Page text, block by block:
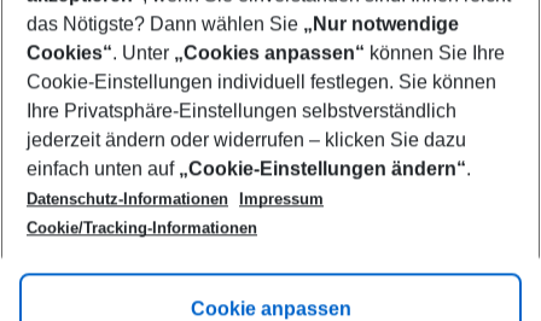
Footer
Footer navigation
Über uns
AGB
Cookie-Einstellungen ändern
Cookie-Richtlinie
Datenschutz
Service & Hilfe
Barrierefreies Reisen
Check-in
Flugbeschränkungen
Folgen Sie uns
das Nötigste? Dann wählen Sie „Nur notwendige
Cookies“. Unter „Cookies anpassen“ können Sie Ihre
Cookie-Einstellungen individuell festlegen. Sie können
Ihre Privatsphäre-Einstellungen selbstverständlich
jederzeit ändern oder widerrufen – klicken Sie dazu
einfach unten auf „Cookie-Einstellungen ändern“.
Datenschutz-Informationen
Impressum
Cookie/Tracking-Informationen
Cookie anpassen